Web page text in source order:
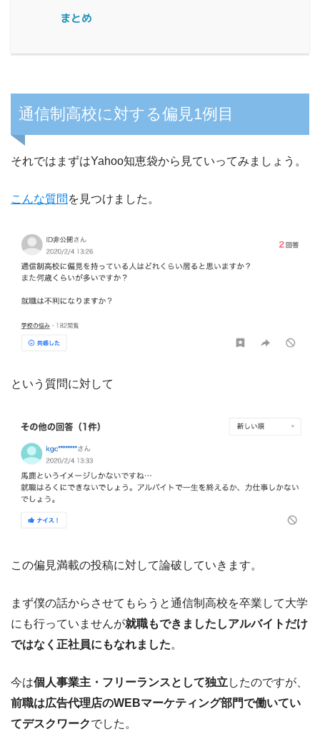
まとめ
通信制高校に対する偏見1例目
それではまずはYahoo知恵袋から見ていってみましょう。
こんな質問 を見つけました。
という質問に対して
この偏見満載の投稿に対して論破していきます。
まず僕の話からさせてもらうと通信制高校を卒業して大学
にも行っていませんが就職もできましたしアルバイトだけ
ではなく正社員にもなれました。
今は個人事業主・フリーランスとして独立 したのですが、
前職は広告代理店のWEBマーケティング部門で働いてい
てデスクワークでした。